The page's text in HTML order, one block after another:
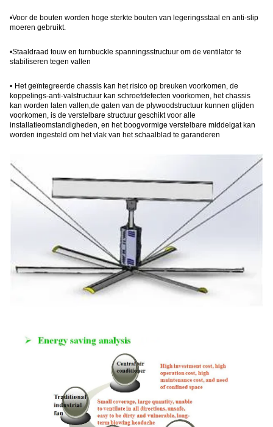
•Voor de bouten worden hoge sterkte bouten van legeringsstaal en anti-slip
moeren gebruikt.
•Staaldraad touw en turnbuckle spanningsstructuur om de ventilator te
stabiliseren tegen vallen
• Het geïntegreerde chassis kan het risico op breuken voorkomen, de
koppelings-anti-valstructuur kan schroefdefecten voorkomen, het chassis
kan worden laten vallen,de gaten van de plywoodstructuur kunnen glijden
voorkomen, is de verstelbare structuur geschikt voor alle
installatieomstandigheden, en het boogvormige verstelbare middelgat kan
worden ingesteld om het vlak van het schaalblad te garanderen